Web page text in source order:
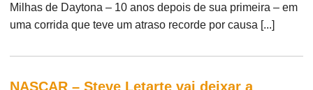
Milhas de Daytona – 10 anos depois de sua primeira – em
uma corrida que teve um atraso recorde por causa [...]
NASCAR – Steve Letarte vai deixar a